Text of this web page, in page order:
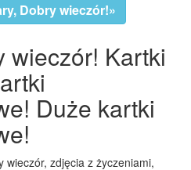
Dobry wieczór!»
wieczór! Kartki
Duże kartki
wieczór, zdjęcia z życzeniami,